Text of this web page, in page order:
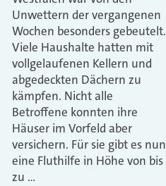
Unwettern der vergangenen
Wochen besonders gebeutelt.
Viele Haushalte hatten mit
vollgelaufenen Kellern und
abgedeckten Dächern zu
kämpfen. Nicht alle
Betroffene konnten ihre
Häuser im Vorfeld aber
versichern. Für sie gibt es nun
eine Fluthilfe in Höhe von bis
zu …